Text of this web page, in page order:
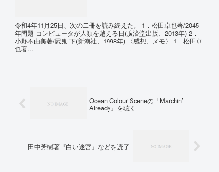
令和4年11月25日、次の二冊を読み終えた。 1．松田卓也著/2045
年問題 コンピュータが人類を越える日(廣済堂出版、2013年) 2．
小野不由美著/屍鬼 下(新潮社、1998年) 〈感想、メモ〉 1．松田卓
也著...
Ocean Colour Sceneの「Marchin’
Already」を聴く
田中芳樹著『白い迷宮』などを読了